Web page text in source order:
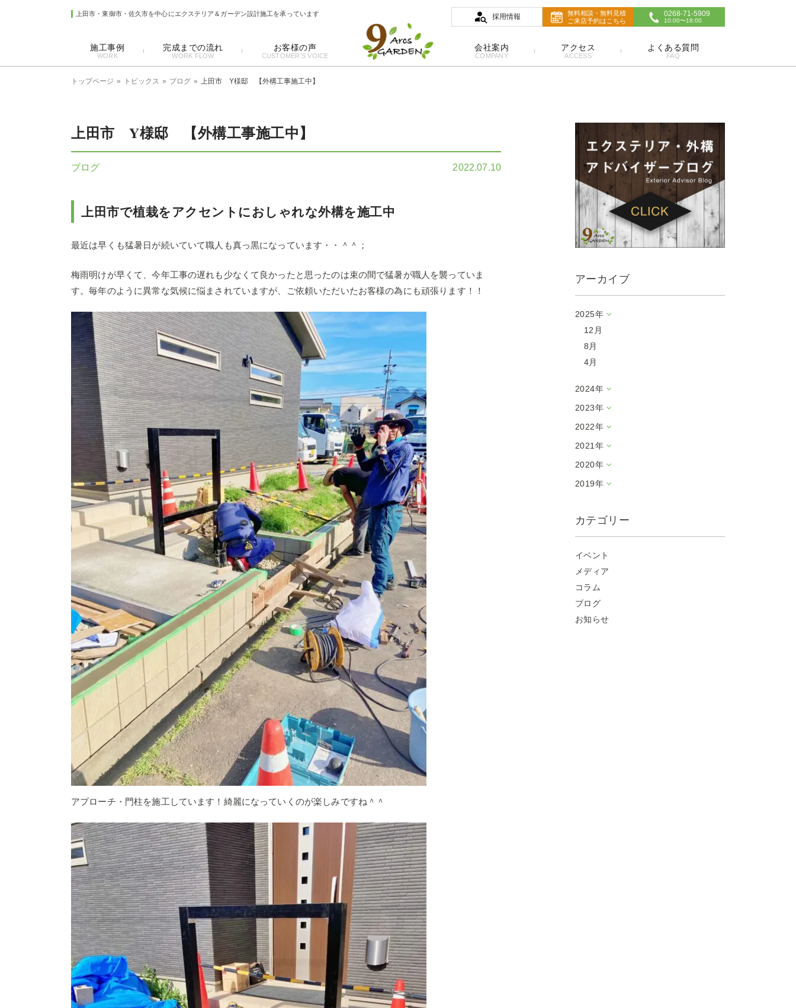
上田市・東御市・佐久市を中心にエクステリア＆ガーデン設計施工を承っています 0268-71-5909
10:00〜18:00
無料相談・無料見積
ご来店予約はこちら
採用情報
施工事例
WORK
完成までの流れ
WORK FLOW
お客様の声
CUSTOMER'S VOICE
会社案内
COMPANY
アクセス
ACCESS
よくある質問
FAQ
トップページ トピックス ブログ 上田市 Y様邸 【外構工事施工中】
上田市 Y様邸 【外構工事施工中】
ブログ 2022.07.10
上田市で植栽をアクセントにおしゃれな外構を施工中
最近は早くも猛暑日が続いていて職人も真っ黒になっています・・＾＾；
梅雨明けが早くて、今年工事の遅れも少なくて良かったと思ったのは束の間で猛暑が職人を襲っていま
す。毎年のように異常な気候に悩まされていますが、ご依頼いただいたお客様の為にも頑張ります！！
アプローチ・門柱を施工しています！綺麗になっていくのが楽しみですね＾＾
アーカイブ
2025年
12月
8月
4月
2024年
2023年
2022年
2021年
2020年
2019年
カテゴリー
イベント
メディア
コラム
ブログ
お知らせ